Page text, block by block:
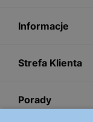
Informacje
Strefa Klienta
Porady